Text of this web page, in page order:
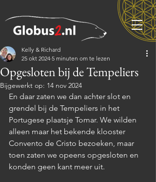
Opgesloten bij de Tempeliers
Kelly & Richard
25 okt 2024 5 minuten om te lezen
Bijgewerkt op: 14 nov 2024
En daar zaten we dan achter slot en
grendel bij de Tempeliers in het
Portugese plaatsje Tomar. We wilden
alleen maar het bekende klooster
Convento de Cristo bezoeken, maar
toen zaten we opeens opgesloten en
konden geen kant meer uit.